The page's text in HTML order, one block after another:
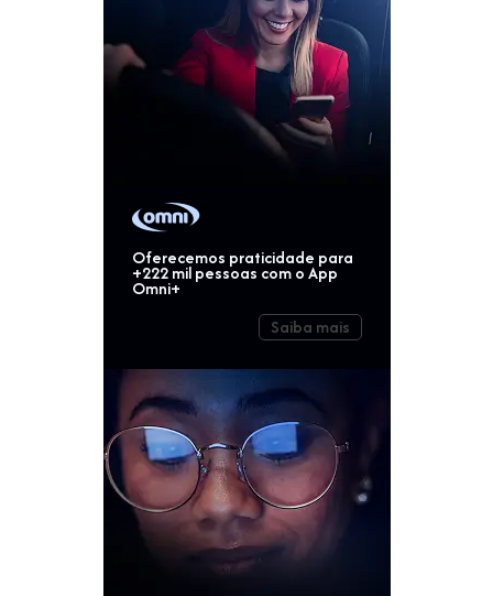
Oferecemos praticidade para
+222 mil pessoas com o App
Omni+
Saiba mais